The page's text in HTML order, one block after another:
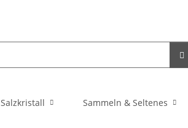
Salzkristall Sammeln & Seltenes